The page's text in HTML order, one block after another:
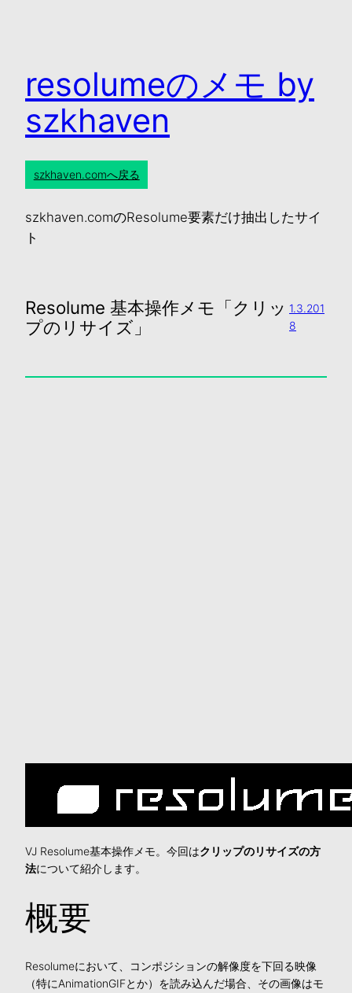
resolumeのメモ by
szkhaven
szkhaven.comへ戻る
szkhaven.comのResolume要素だけ抽出したサイ
ト
Resolume 基本操作メモ「クリッ
プのリサイズ」
1.3.201
8
VJ Resolume基本操作メモ。今回はクリップのリサイズの方
法について紹介します。
概要
Resolumeにおいて、コンポジションの解像度を下回る映像
（特にAnimationGIFとか）を読み込んだ場合、その画像はモ